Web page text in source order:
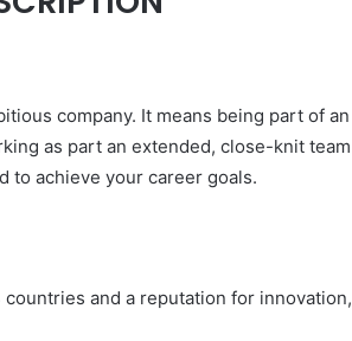
company. It means being part of an
as part an extended, close-knit team
to achieve your career goals.
and a reputation for innovation,